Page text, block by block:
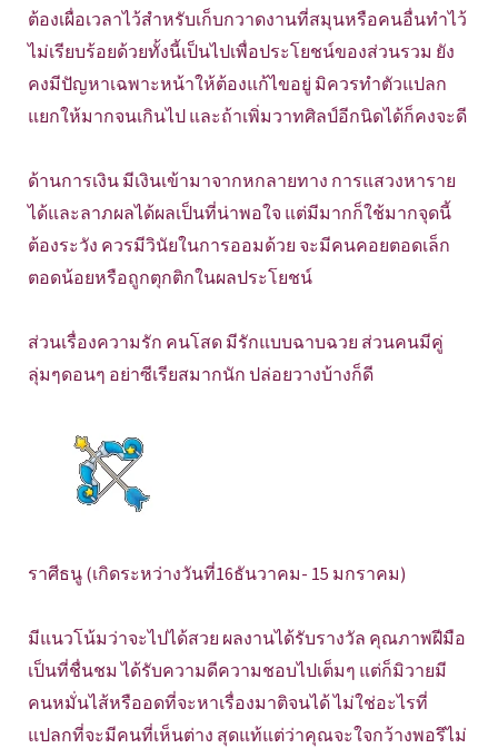
ต้องเผื่อเวลาไว้สำหรับเก็บกวาดงานที่สมุนหรือคนอื่นทำไว้
ไม่เรียบร้อยด้วยทั้งนี้เป็นไปเพื่อประโยชน์ของส่วนรวม ยัง
คงมีปัญหาเฉพาะหน้าให้ต้องแก้ไขอยู่ มิควรทำตัวแปลก
แยกให้มากจนเกินไป และถ้าเพิ่มวาทศิลป์อีกนิดได้ก็คงจะดี
ด้านการเงิน มีเงินเข้ามาจากหกลายทาง การแสวงหาราย
ได้และลาภผลได้ผลเป็นที่น่าพอใจ แต่มีมากก็ใช้มากจุดนี้
ต้องระวัง ควรมีวินัยในการออมด้วย จะมีคนคอยตอดเล็ก
ตอดน้อยหรือถูกตุกติกในผลประโยชน์
ส่วนเรื่องความรัก คนโสด มีรักแบบฉาบฉวย ส่วนคนมีคู่
ลุ่มๆดอนๆ อย่าซีเรียสมากนัก ปล่อยวางบ้างก็ดี
ราศีธนู (เกิดระหว่างวันที่16ธันวาคม- 15 มกราคม)
มีแนวโน้มว่าจะไปได้สวย ผลงานได้รับรางวัล คุณภาพฝีมือ
เป็นที่ชื่นชม ได้รับความดีความชอบไปเต็มๆ แต่ก็มิวายมี
คนหมั่นไส้หรืออดที่จะหาเรื่องมาติจนได้ ไม่ใช่อะไรที่
แปลกที่จะมีคนที่เห็นต่าง สุดแท้แต่ว่าคุณจะใจกว้างพอรึไม่